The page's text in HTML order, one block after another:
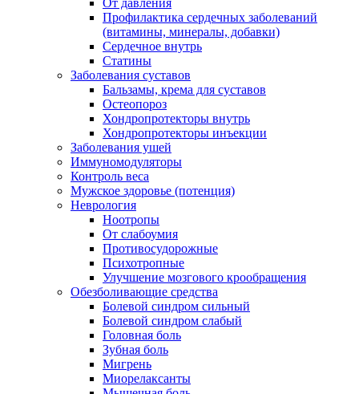
От давления
Профилактика сердечных заболеваний
(витамины, минералы, добавки)
Сердечное внутрь
Статины
Заболевания суставов
Бальзамы, крема для суставов
Остеопороз
Хондропротекторы внутрь
Хондропротекторы инъекции
Заболевания ушей
Иммуномодуляторы
Контроль веса
Мужское здоровье (потенция)
Неврология
Ноотропы
От слабоумия
Противосудорожные
Психотропные
Улучшение мозгового крообращения
Обезболивающие средства
Болевой синдром сильный
Болевой синдром слабый
Головная боль
Зубная боль
Мигрень
Миорелаксанты